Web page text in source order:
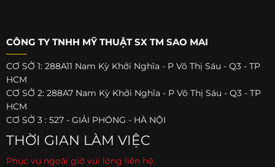
CÔNG TY TNHH MỸ THUẬT SX TM SAO MAI
CƠ SỞ 1: 288A11 Nam Kỳ Khởi Nghĩa - P Võ Thị Sáu - Q3 - TP
HCM
CƠ SỞ 2: 288A7 Nam Kỳ Khởi Nghĩa - P Võ Thị Sáu - Q3 - TP
HCM
CƠ SỞ 3 : 527 - GIẢI PHÓNG - HÀ NỘI
THỜI GIAN LÀM VIỆC
Phục vụ ngoài giờ vui lòng liên hệ: